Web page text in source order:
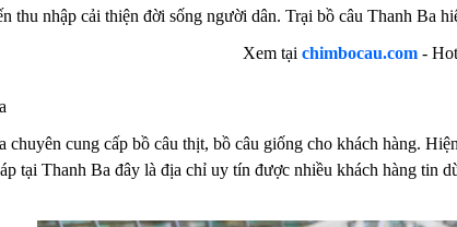
thu nhập cải thiện đời sống người dân. Trại bồ câu Thanh Ba
Xem tại chimbocau.com-
chuyên cung cấp bồ câu thịt, bồ câu giống cho khách hàng.
tại Thanh Ba đây là địa chỉ uy tín được nhiều khách hàng tin